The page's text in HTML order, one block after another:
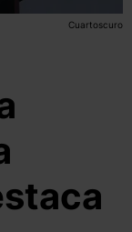
Cuartoscuro